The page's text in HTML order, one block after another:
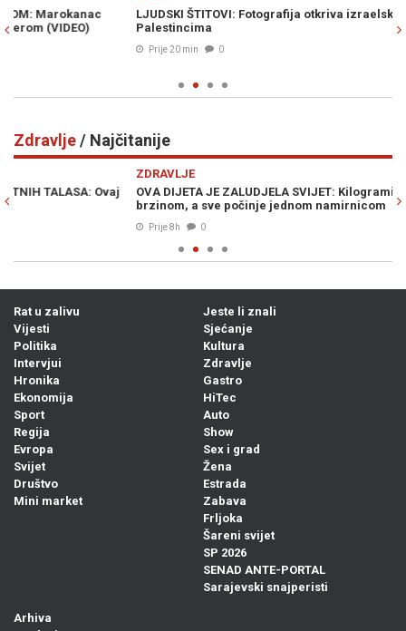
LJUDSKI ŠTITOVI: Fotografija otkriva izraelske zločine nad
Palestincima
Zdravlje/ Najčitanije
OVA DIJETA JE ZALUDJELA SVIJET: Kilogrami se tope velikom
brzinom, a sve počinje jednom namirnicom
Rat u zalivu
Vijesti
Politika
Intervjui
Hronika
Ekonomija
Sport
Regija
Evropa
Svijet
Društvo
Mini market
Jeste li znali
Sjećanje
Kultura
Zdravlje
Gastro
HiTec
Auto
Show
Sex i grad
Žena
Estrada
Zabava
Frljoka
Šareni svijet
SP 2026
SENAD ANTE-PORTAL
Sarajevski snajperisti
Arhiva